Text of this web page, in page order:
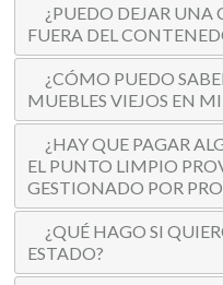
¿PUEDO DEJAR UNA
FUERA DEL
¿CÓMO PUEDO
MUEBLES VIEJOS EN
¿HAY QUE PAGAR
EL PUNTO LIMPIO
GESTIONADO POR
¿QUÉ HAGO SI
ESTADO?